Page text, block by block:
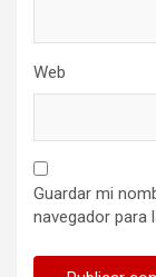
Web
Guardar mi
navegador para